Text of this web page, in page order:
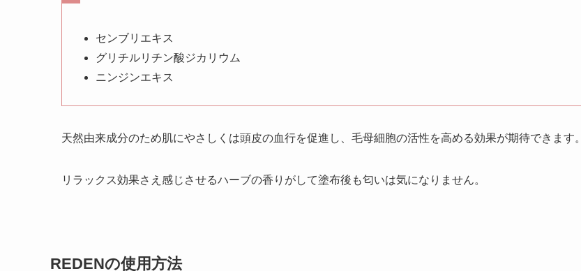
センブリエキス
グリチルリチン酸ジカリウム
ニンジンエキス
天然由来成分のため肌にやさしくは頭皮の血行を促進し、毛母細胞の活性を高める効果が期待できます。
リラックス効果さえ感じさせるハーブの香りがして塗布後も匂いは気になりません。
REDENの使用方法